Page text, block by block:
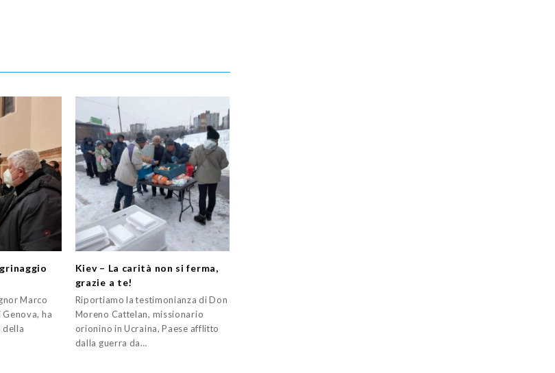
Marco
ha
della
Kiev – La carità non si ferma,
grazie a te!
Riportiamo la testimonianza di Don
Moreno Cattelan, missionario
orionino in Ucraina, Paese afflitto
dalla guerra da…